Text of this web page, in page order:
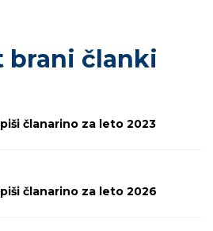
brani članki
članarino za leto 2023
članarino za leto 2026